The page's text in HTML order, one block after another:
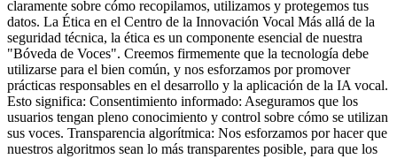
claramente sobre cómo recopilamos, utilizamos y protegemos tus
datos. La Ética en el Centro de la Innovación Vocal Más allá de la
seguridad técnica, la ética es un componente esencial de nuestra
"Bóveda de Voces". Creemos firmemente que la tecnología debe
utilizarse para el bien común, y nos esforzamos por promover
prácticas responsables en el desarrollo y la aplicación de la IA vocal.
Esto significa: Consentimiento informado: Aseguramos que los
usuarios tengan pleno conocimiento y control sobre cómo se utilizan
sus voces. Transparencia algorítmica: Nos esforzamos por hacer que
nuestros algoritmos sean lo más transparentes posible, para que los